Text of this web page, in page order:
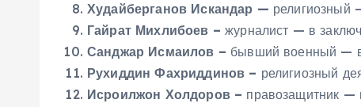
Худайберганов Искандар — религиозный
Гайрат Михлибоев –журналист — в
Санджар Исмаилов – бывший военный —
Рухиддин Фахриддинов – религиозный
Исроилжон Холдоров – правозащитник —